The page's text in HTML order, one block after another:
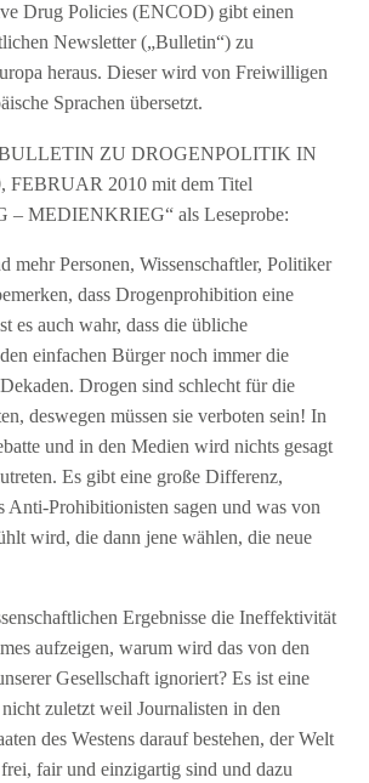
Drug Policies (ENCOD) gibt einen
Newsletter („Bulletin“) zu
heraus. Dieser wird von Freiwilligen
Sprachen übersetzt.
ZU DROGENPOLITIK IN
FEBRUAR 2010 mit dem Titel
– MEDIENKRIEG“ als Leseprobe:
mehr Personen, Wissenschaftler, Politiker
dass Drogenprohibition eine
es auch wahr, dass die übliche
einfachen Bürger noch immer die
Drogen sind schlecht für die
deswegen müssen sie verboten sein! In
und in den Medien wird nichts gesagt
Es gibt eine große Differenz,
Anti-Prohibitionisten sagen und was von
wird, die dann jene wählen, die neue
Ergebnisse die Ineffektivität
aufzeigen, warum wird das von den
Gesellschaft ignoriert? Es ist eine
zuletzt weil Journalisten in den
des Westens darauf bestehen, der Welt
fair und einzigartig sind und dazu